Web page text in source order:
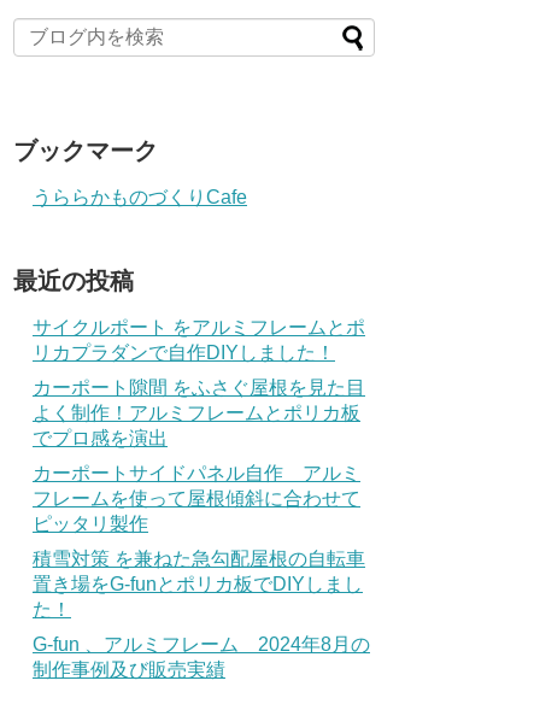
ブックマーク
うららかものづくりCafe
最近の投稿
サイクルポート をアルミフレームとポ
リカプラダンで自作DIYしました！
カーポート隙間 をふさぐ屋根を見た目
よく制作！アルミフレームとポリカ板
でプロ感を演出
カーポートサイドパネル自作 アルミ
フレームを使って屋根傾斜に合わせて
ピッタリ製作
積雪対策 を兼ねた急勾配屋根の自転車
置き場をG-funとポリカ板でDIYしまし
た！
G-fun 、アルミフレーム 2024年8月の
制作事例及び販売実績